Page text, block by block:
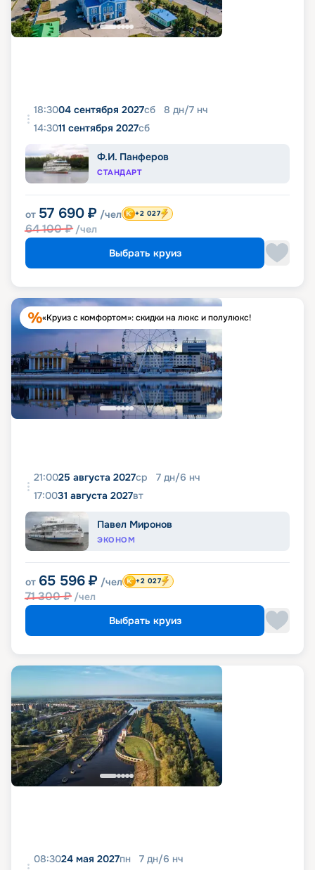
18:3004 сентября 2027сб 8 дн/7 нч
14:3011 сентября 2027сб
Ф.И. Панферов
СТАНДАРТ
от 57 690 ₽ /чел
64 100₽ /чел
+2 027
Выбрать круиз
«Круиз с комфортом»: скидки на люкс и полулюкс!
21:0025 августа 2027ср 7 дн/6 нч
17:0031 августа 2027вт
Павел Миронов
ЭКОНОМ
от 65 596 ₽ /чел
71 300₽ /чел
+2 027
Выбрать круиз
08:3024 мая 2027пн 7 дн/6 нч